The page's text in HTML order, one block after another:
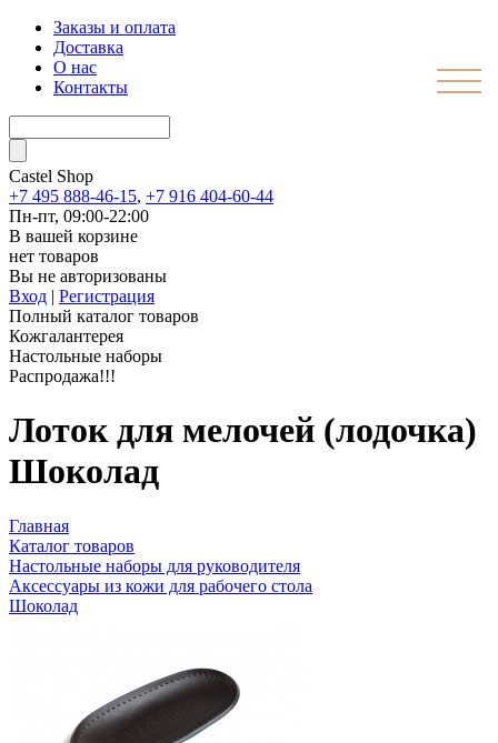
Заказы и оплата
Доставка
О нас
Контакты
Castel Shop
+7 495 888-46-15, +7 916 404-60-44
Пн-пт, 09:00-22:00
В вашей корзине
нет товаров
Вы не авторизованы
Вход | Регистрация
Полный каталог товаров
Кожгалантерея
Настольные наборы
Распродажа!!!
Лоток для мелочей (лодочка)
Шоколад
Главная
Каталог товаров
Настольные наборы для руководителя
Аксессуары из кожи для рабочего стола
Шоколад